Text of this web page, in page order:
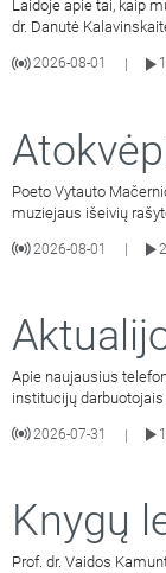
Laidoje apie tai, kaip
dr. Danutė
2026-08-01
Poeto Vytauto
muziejaus išeivių
2026-08-01
Apie naujausius
institucijų
2026-07-31 |
Knygų
Prof. dr. Vaidos